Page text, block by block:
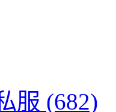
服 (682)